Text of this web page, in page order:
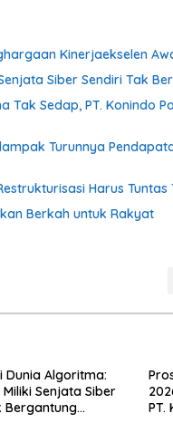
Kinerjaekselen
Siber Sendiri Tak
Tak Sedap, PT. Konindo
Turunnya
Harus Tuntas
Berkah untuk Rakyat
Dunia Algoritma:
Senjata Siber
Bergantung
PT.